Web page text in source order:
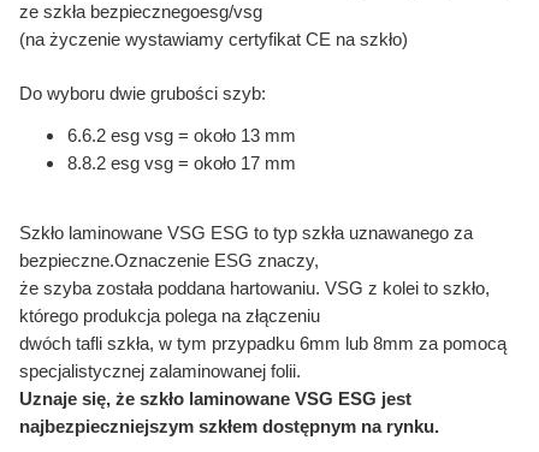
ze szkła bezpiecznegoesg/vsg
(na życzenie wystawiamy certyfikat CE na szkło)
Do wyboru dwie grubości szyb:
6.6.2 esg vsg = około 13 mm
8.8.2 esg vsg = około 17 mm
Szkło laminowane VSG ESG to typ szkła uznawanego za
bezpieczne.Oznaczenie ESG znaczy,
że szyba została poddana hartowaniu. VSG z kolei to szkło,
którego produkcja polega na złączeniu
dwóch tafli szkła, w tym przypadku 6mm lub 8mm za pomocą
specjalistycznej zalaminowanej folii.
Uznaje się, że szkło laminowane VSG ESG jest
najbezpieczniejszym szkłem dostępnym na rynku.